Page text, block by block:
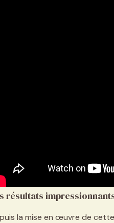
résultats
la mise en œuvre de